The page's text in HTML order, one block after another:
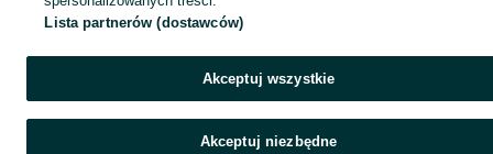
Lista partnerów (dostawców)
Akceptuj wszystkie
Akceptuj niezbędne